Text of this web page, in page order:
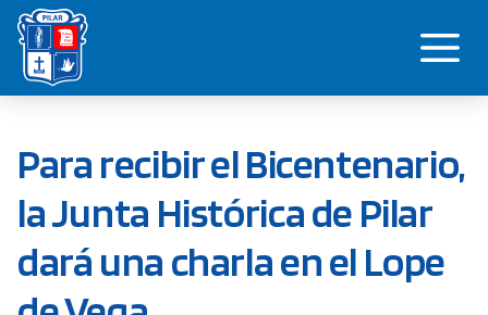
Saltar
contenido
Para recibir el Bicentenario,
la Junta Histórica de Pilar
dará una charla en el Lope